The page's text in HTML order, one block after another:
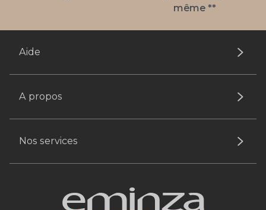
même **
Aide
A propos
Nos services